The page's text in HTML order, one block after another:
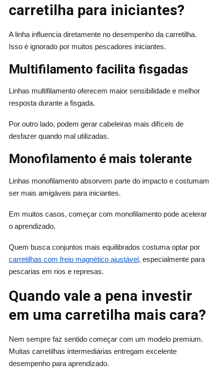
carretilha para iniciantes?
A linha influencia diretamente no desempenho da carretilha.
Isso é ignorado por muitos pescadores iniciantes.
Multifilamento facilita fisgadas
Linhas multifilamento oferecem maior sensibilidade e melhor
resposta durante a fisgada.
Por outro lado, podem gerar cabeleiras mais difíceis de
desfazer quando mal utilizadas.
Monofilamento é mais tolerante
Linhas monofilamento absorvem parte do impacto e costumam
ser mais amigáveis para iniciantes.
Em muitos casos, começar com monofilamento pode acelerar
o aprendizado.
Quem busca conjuntos mais equilibrados costuma optar por
carretilhas com freio magnético ajustável, especialmente para
pescarias em rios e represas.
Quando vale a pena investir
em uma carretilha mais cara?
Nem sempre faz sentido começar com um modelo premium.
Muitas carretilhas intermediárias entregam excelente
desempenho para aprendizado.